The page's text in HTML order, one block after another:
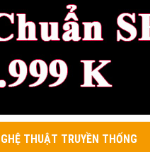
THUẬT TRUYỀN THỐNG